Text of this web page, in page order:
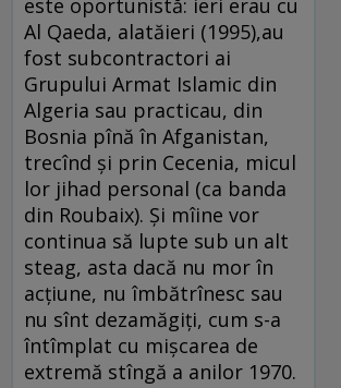
Al Qaeda, alatăieri (1995),au
fost subcontractori ai
Grupului Armat Islamic din
Algeria sau practicau, din
Bosnia pînă în Afganistan,
trecînd şi prin Cecenia, micul
lor jihad personal (ca banda
din Roubaix). Şi mîine vor
continua să lupte sub un alt
steag, asta dacă nu mor în
acţiune, nu îmbătrînesc sau
nu sînt dezamăgiţi, cum s-a
întîmplat cu mişcarea de
extremă stîngă a anilor 1970.